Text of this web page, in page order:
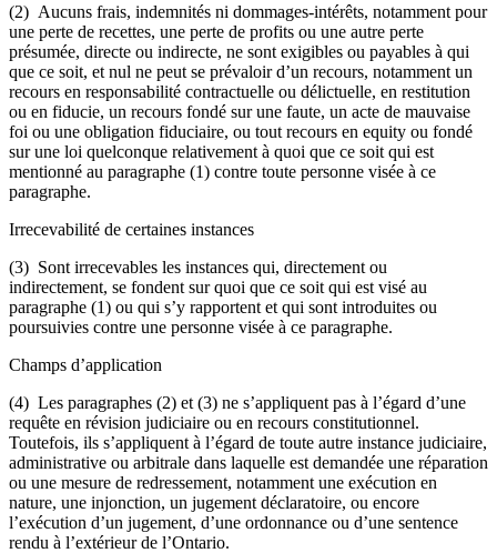
(2) Aucuns frais, indemnités ni dommages-intérêts, notamment pour
une perte de recettes, une perte de profits ou une autre perte
présumée, directe ou indirecte, ne sont exigibles ou payables à qui
que ce soit, et nul ne peut se prévaloir d’un recours, notamment un
recours en responsabilité contractuelle ou délictuelle, en restitution
ou en fiducie, un recours fondé sur une faute, un acte de mauvaise
foi ou une obligation fiduciaire, ou tout recours en equity ou fondé
sur une loi quelconque relativement à quoi que ce soit qui est
mentionné au paragraphe (1) contre toute personne visée à ce
paragraphe.
Irrecevabilité de certaines instances
(3) Sont irrecevables les instances qui, directement ou
indirectement, se fondent sur quoi que ce soit qui est visé au
paragraphe (1) ou qui s’y rapportent et qui sont introduites ou
poursuivies contre une personne visée à ce paragraphe.
Champs d’application
(4) Les paragraphes (2) et (3) ne s’appliquent pas à l’égard d’une
requête en révision judiciaire ou en recours constitutionnel.
Toutefois, ils s’appliquent à l’égard de toute autre instance judiciaire,
administrative ou arbitrale dans laquelle est demandée une réparation
ou une mesure de redressement, notamment une exécution en
nature, une injonction, un jugement déclaratoire, ou encore
l’exécution d’un jugement, d’une ordonnance ou d’une sentence
rendu à l’extérieur de l’Ontario.